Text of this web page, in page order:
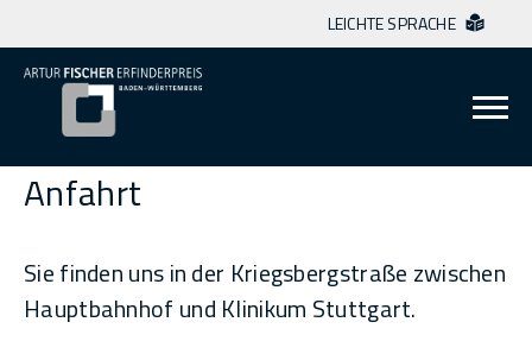
Zum Inhalt springen LEICHTE SPRACHE
Anfahrt
Sie finden uns in der Kriegsbergstraße zwischen
Hauptbahnhof und Klinikum Stuttgart.